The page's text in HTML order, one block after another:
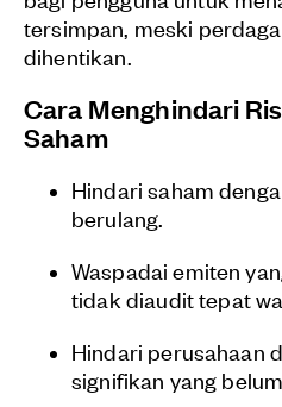
tersimpan, meski
dihentikan.
Cara Menghindari
Saham
Hindari saham
berulang.
Waspadai emiten
tidak diaudit tepat
Hindari perusahaan
signifikan yang